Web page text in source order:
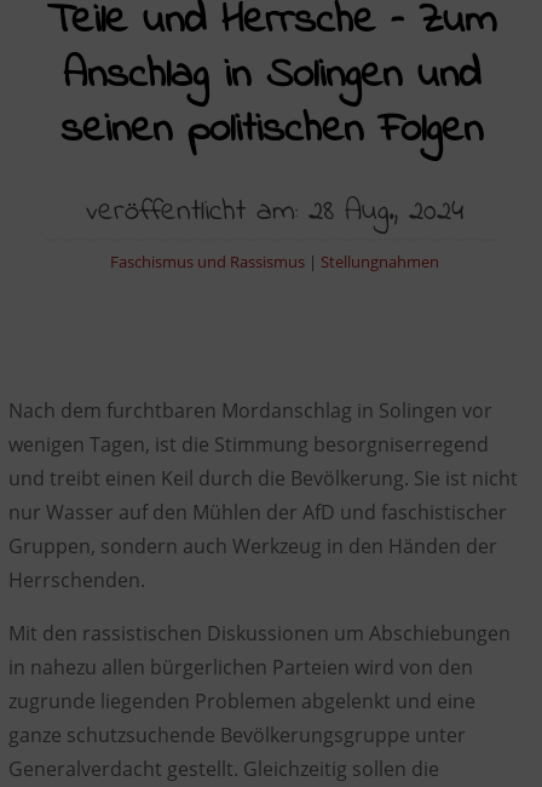
Teile und Herrsche – Zum
Anschlag in Solingen und
seinen politischen Folgen
veröffentlicht am: 28 Aug., 2024
Faschismus und Rassismus| Stellungnahmen
Nach dem furchtbaren Mordanschlag in Solingen vor
wenigen Tagen, ist die Stimmung besorgniserregend
und treibt einen Keil durch die Bevölkerung. Sie ist nicht
nur Wasser auf den Mühlen der AfD und faschistischer
Gruppen, sondern auch Werkzeug in den Händen der
Herrschenden.
Mit den rassistischen Diskussionen um Abschiebungen
in nahezu allen bürgerlichen Parteien wird von den
zugrunde liegenden Problemen abgelenkt und eine
ganze schutzsuchende Bevölkerungsgruppe unter
Generalverdacht gestellt. Gleichzeitig sollen die